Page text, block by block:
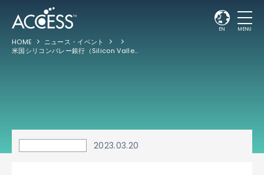
EN MENU
HOME
ニュース・イベント
米国シリコンバレー銀行（Silicon Valley Bank）に係る当社資金の移管完了に関するお知らせ
2023.03.20